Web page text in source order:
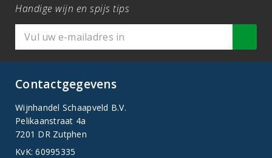
Handige wijn en spijs tips
Contactgegevens
Wijnhandel Schaapveld B.V.
Pelikaanstraat 4a
7201 DR Zutphen
KvK: 60995335